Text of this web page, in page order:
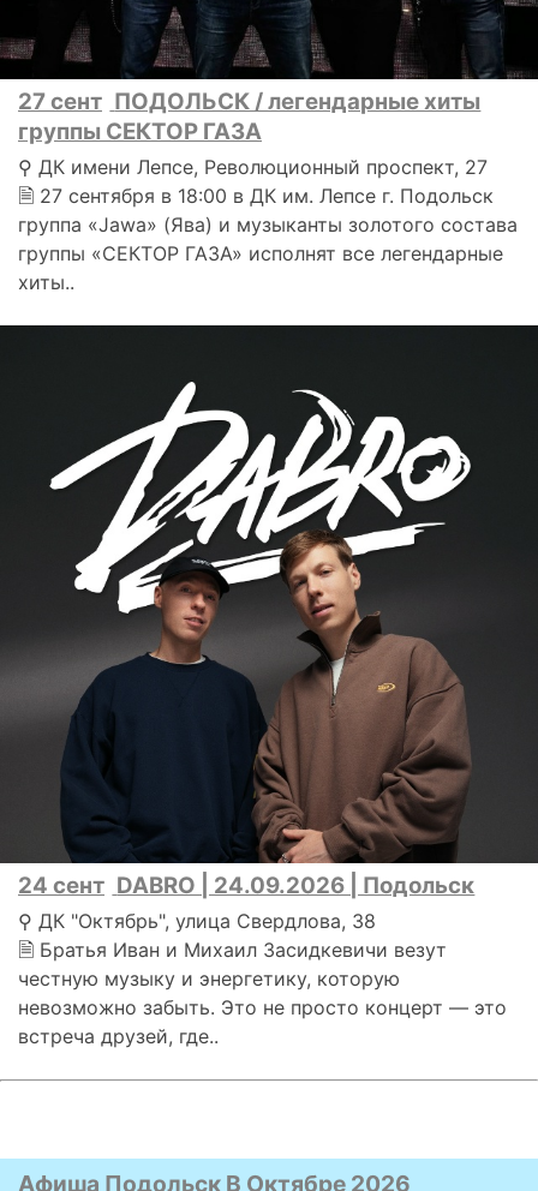
27 сент ПОДОЛЬСК / легендарные хиты
группы СЕКТОР ГАЗА
⚲ ДК имени Лепсе, Революционный проспект, 27
🗎 27 сентября в 18:00 в ДК им. Лепсе г. Подольск
группа «Jawa» (Ява) и музыканты золотого состава
группы «СЕКТОР ГАЗА» исполнят все легендарные
хиты..
24 сент DABRO | 24.09.2026 | Подольск
⚲ ДК "Октябрь", улица Свердлова, 38
🗎 Братья Иван и Михаил Засидкевичи везут
честную музыку и энергетику, которую
невозможно забыть. Это не просто концерт — это
встреча друзей, где..
Афиша Подольск В Октябре 2026